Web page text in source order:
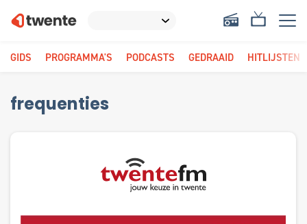
GIDS PROGRAMMA'S PODCASTS GEDRAAID HITLIJSTEN
frequenties